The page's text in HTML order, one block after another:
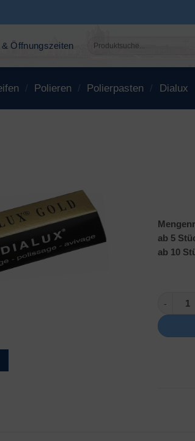
Öffnungszeiten
Suchen
/ Polieren / Polierpasten / Dialux
ab 5
ab 10
Dialux